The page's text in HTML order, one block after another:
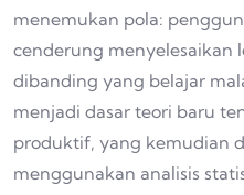
menemukan pola:
cenderung menyelesaikan
dibanding yang belajar
menjadi dasar teori baru
produktif, yang kemudian
menggunakan analisis